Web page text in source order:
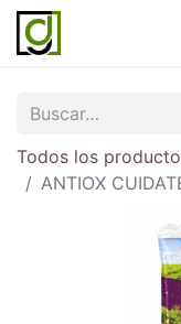
Todos los
ANTIOX